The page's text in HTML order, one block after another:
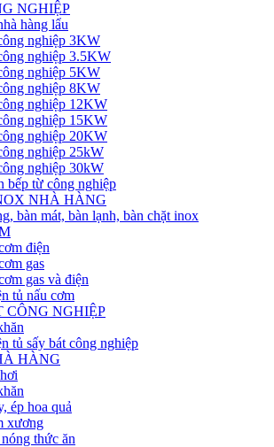
NGHIỆP
hàng lẩu
nghiệp 3KW
nghiệp 3.5KW
nghiệp 5KW
nghiệp 8KW
nghiệp 12KW
nghiệp 15KW
nghiệp 20KW
nghiệp 25kW
nghiệp 30kW
bếp từ công nghiệp
NHÀ HÀNG
bàn mát, bàn lạnh, bàn chặt inox
điện
gas
gas và điện
tủ nấu cơm
CÔNG NGHIỆP
tủ sấy bát công nghiệp
HÀNG
ép hoa quả
xương
thức ăn